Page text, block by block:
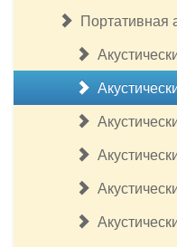
Портативная